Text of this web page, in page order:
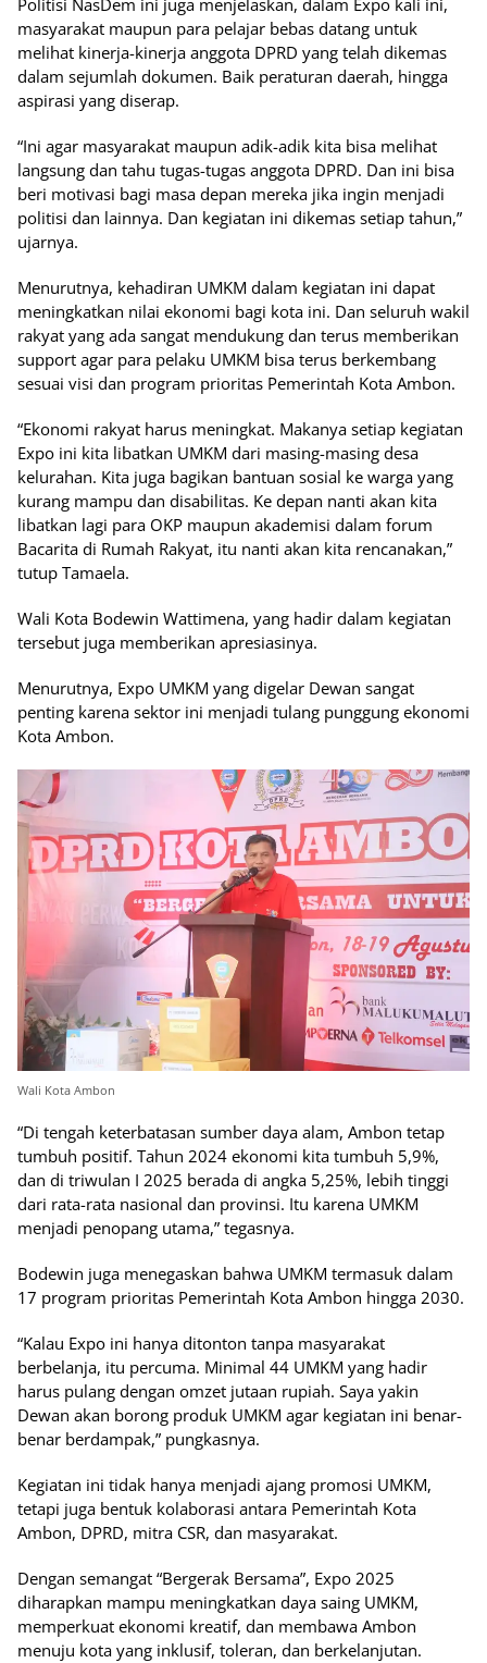
Politisi NasDem ini juga menjelaskan, dalam Expo kali ini,
masyarakat maupun para pelajar bebas datang untuk
melihat kinerja-kinerja anggota DPRD yang telah dikemas
dalam sejumlah dokumen. Baik peraturan daerah, hingga
aspirasi yang diserap.
“Ini agar masyarakat maupun adik-adik kita bisa melihat
langsung dan tahu tugas-tugas anggota DPRD. Dan ini bisa
beri motivasi bagi masa depan mereka jika ingin menjadi
politisi dan lainnya. Dan kegiatan ini dikemas setiap tahun,”
ujarnya.
Menurutnya, kehadiran UMKM dalam kegiatan ini dapat
meningkatkan nilai ekonomi bagi kota ini. Dan seluruh wakil
rakyat yang ada sangat mendukung dan terus memberikan
support agar para pelaku UMKM bisa terus berkembang
sesuai visi dan program prioritas Pemerintah Kota Ambon.
“Ekonomi rakyat harus meningkat. Makanya setiap kegiatan
Expo ini kita libatkan UMKM dari masing-masing desa
kelurahan. Kita juga bagikan bantuan sosial ke warga yang
kurang mampu dan disabilitas. Ke depan nanti akan kita
libatkan lagi para OKP maupun akademisi dalam forum
Bacarita di Rumah Rakyat, itu nanti akan kita rencanakan,”
tutup Tamaela.
Wali Kota Bodewin Wattimena, yang hadir dalam kegiatan
tersebut juga memberikan apresiasinya.
Menurutnya, Expo UMKM yang digelar Dewan sangat
penting karena sektor ini menjadi tulang punggung ekonomi
Kota Ambon.
Wali Kota Ambon
“Di tengah keterbatasan sumber daya alam, Ambon tetap
tumbuh positif. Tahun 2024 ekonomi kita tumbuh 5,9%,
dan di triwulan I 2025 berada di angka 5,25%, lebih tinggi
dari rata-rata nasional dan provinsi. Itu karena UMKM
menjadi penopang utama,” tegasnya.
Bodewin juga menegaskan bahwa UMKM termasuk dalam
17 program prioritas Pemerintah Kota Ambon hingga 2030.
“Kalau Expo ini hanya ditonton tanpa masyarakat
berbelanja, itu percuma. Minimal 44 UMKM yang hadir
harus pulang dengan omzet jutaan rupiah. Saya yakin
Dewan akan borong produk UMKM agar kegiatan ini benar-
benar berdampak,” pungkasnya.
Kegiatan ini tidak hanya menjadi ajang promosi UMKM,
tetapi juga bentuk kolaborasi antara Pemerintah Kota
Ambon, DPRD, mitra CSR, dan masyarakat.
Dengan semangat “Bergerak Bersama”, Expo 2025
diharapkan mampu meningkatkan daya saing UMKM,
memperkuat ekonomi kreatif, dan membawa Ambon
menuju kota yang inklusif, toleran, dan berkelanjutan.